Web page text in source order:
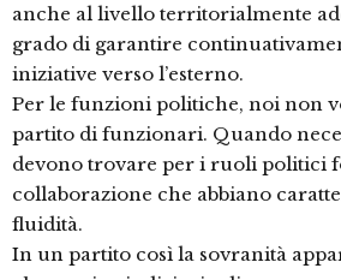
anche al livello territorialmente
grado di garantire
iniziative verso l’esterno.
Per le funzioni politiche, noi non
partito di funzionari. Quando
devono trovare per i ruoli politici
collaborazione che abbiano
fluidità.
In un partito così la sovranità